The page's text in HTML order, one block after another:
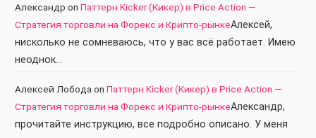
Александр on Паттерн Kicker (Кикер) в Price Action —
Стратегия торговли на Форекс и Крипто-рынкеАлексей,
нисколько не сомневаюсь, что у вас всё работает. Имею
неоднок…
Алексей Лобода on Паттерн Kicker (Кикер) в Price Action —
Стратегия торговли на Форекс и Крипто-рынкеАлександр,
прочитайте инструкцию, все подробно описано. У меня